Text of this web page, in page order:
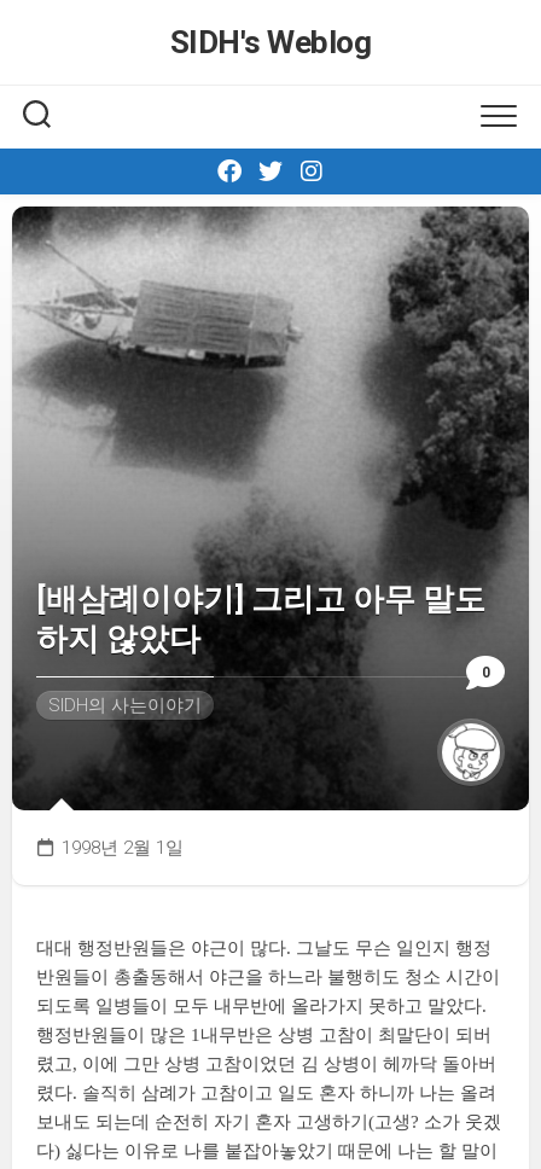
SIDH′s Weblog
0
[배삼례이야기] 그리고 아무 말도
하지 않았다
SIDH의 사는이야기
1998년 2월 1일
대대 행정반원들은 야근이 많다. 그날도 무슨 일인지 행정
반원들이 총출동해서 야근을 하느라 불행히도 청소 시간이
되도록 일병들이 모두 내무반에 올라가지 못하고 말았다.
행정반원들이 많은 1내무반은 상병 고참이 최말단이 되버
렸고, 이에 그만 상병 고참이었던 김 상병이 헤까닥 돌아버
렸다. 솔직히 삼례가 고참이고 일도 혼자 하니까 나는 올려
보내도 되는데 순전히 자기 혼자 고생하기(고생? 소가 웃겠
다) 싫다는 이유로 나를 붙잡아놓았기 때문에 나는 할 말이